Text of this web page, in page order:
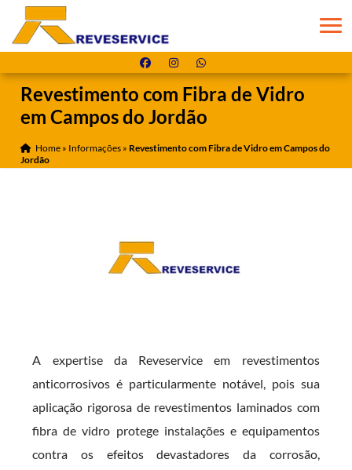
Revestimento com Fibra de Vidro
em Campos do Jordão
Home » Informações » Revestimento com Fibra de Vidro em Campos do
Jordão
A expertise da Reveservice em revestimentos
anticorrosivos é particularmente notável, pois sua
aplicação rigorosa de revestimentos laminados com
fibra de vidro protege instalações e equipamentos
contra os efeitos devastadores da corrosão,